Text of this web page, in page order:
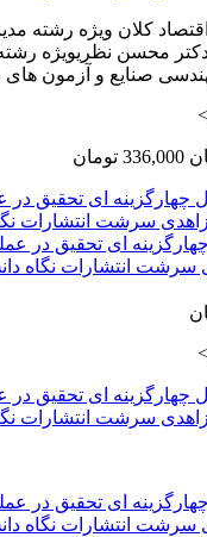
اقتصاد کلان ویژه رشته
محسن نظریویژه
صنایع و آزمون های
336,000 تومان
سرشت انتشارات نگاه
سرشت انتشارات نگاه